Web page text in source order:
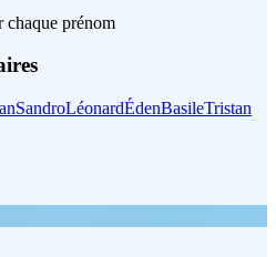
chaque prénom
SandroLéonardÉdenBasileTristan